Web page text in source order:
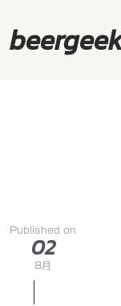
Published on
02
8月